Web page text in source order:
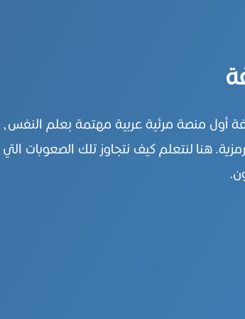
أول منصة مرئية عربية مهتمة بعلم
هنا لنتعلم كيف نتجاوز تلك الصعوبات التي